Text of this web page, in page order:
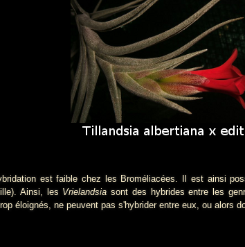
est faible chez les Broméliacées. Il est ainsi
Ainsi, les Vrielandsia sont des hybrides entre les
éloignés, ne peuvent pas s'hybrider entre eux, ou alors